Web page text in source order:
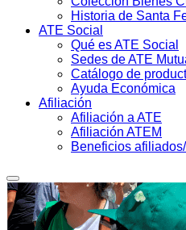
Historia de Santa
ATE Social
Qué es ATE Social
Sedes de ATE
Catálogo de
Ayuda Económica
Afiliación
Afiliación a ATE
Afiliación ATEM
Beneficios